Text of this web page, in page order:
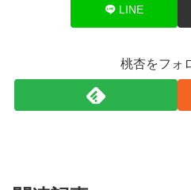
LINE
桃杏をフォ